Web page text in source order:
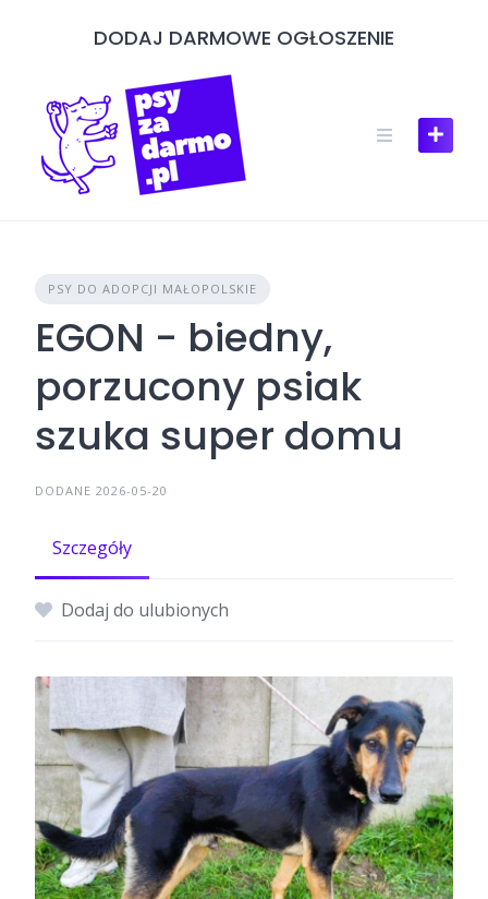
DODAJ DARMOWE OGŁOSZENIE
PSY DO ADOPCJI MAŁOPOLSKIE
EGON - biedny,
porzucony psiak
szuka super domu
DODANE 2026-05-20
Szczegóły
Dodaj do ulubionych